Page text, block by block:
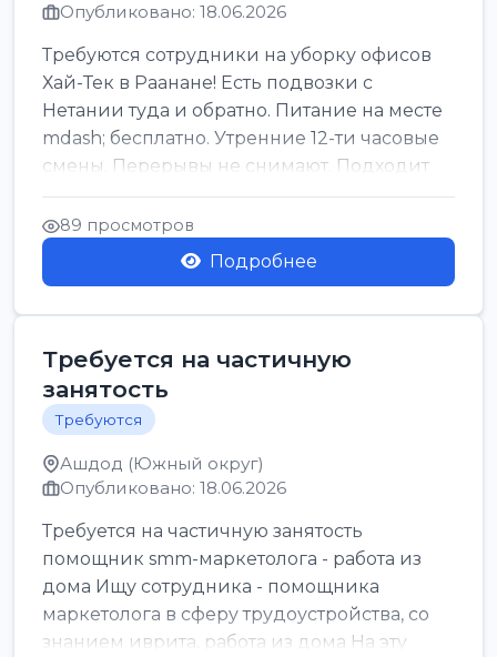
Опубликовано: 18.06.2026
Требуются сотрудники на уборку офисов
Хай-Тек в Раанане! Есть подвозки с
Нетании туда и обратно. Питание на месте
mdash; бесплатно. Утренние 12-ти часовые
смены. Перерывы не снимают. Подходит
для всех...
89 просмотров
Подробнее
Требуется на частичную
занятость
Требуются
Ашдод (Южный округ)
Опубликовано: 18.06.2026
Требуется на частичную занятость
помощник smm-маркетолога - работа из
дома Ищу сотрудника - помощника
маркетолога в сферу трудоустройства, со
знанием иврита, работа из дома На эту